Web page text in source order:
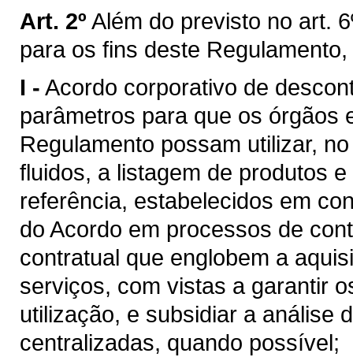
Art. 2º Além do previsto no art.
para os fins deste
I - Acordo corporativo de
parâmetros para que os órgãos
Regulamento possam utilizar,
fluidos, a listagem de produtos
referência, estabelecidos em
do Acordo em processos de
contratual que englobem a
serviços, com vistas a garantir
utilização, e subsidiar a análise
centralizadas, quando possível;